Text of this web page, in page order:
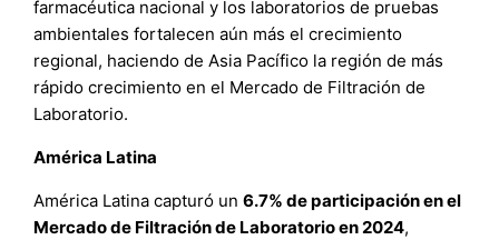
farmacéutica nacional y los laboratorios de pruebas
ambientales fortalecen aún más el crecimiento
regional, haciendo de Asia Pacífico la región de más
rápido crecimiento en el Mercado de Filtración de
Laboratorio.
América Latina
América Latina capturó un6.7% de participación en el
Mercado de Filtración de Laboratorio en 2024,